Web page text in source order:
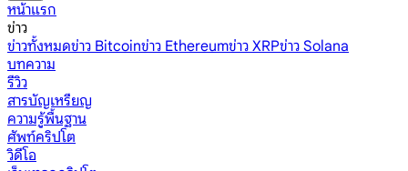
หน้าแรก
ข่าว
ข่าวทั้งหมดข่าว Bitcoinข่าว Ethereumข่าว XRPข่าว Solana
บทความ
รีวิว
สารบัญเหรียญ
ความรู้พื้นฐาน
ศัพท์คริปโต
วิดีโอ